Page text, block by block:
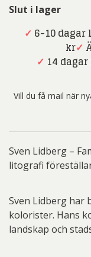
Slut i lager
✓ 6-10
kr✓
✓ 14
Vill du få mail när
Sven Lidberg –
litografi
Sven Lidberg har
kolorister. Hans
landskap och